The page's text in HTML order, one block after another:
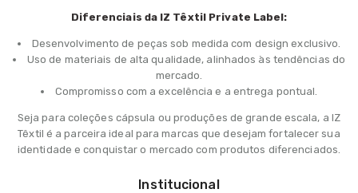
Diferenciais da IZ Têxtil Private Label:
Desenvolvimento de peças sob medida com design exclusivo.
Uso de materiais de alta qualidade, alinhados às tendências do
mercado.
Compromisso com a excelência e a entrega pontual.
Seja para coleções cápsula ou produções de grande escala, a IZ
Têxtil é a parceira ideal para marcas que desejam fortalecer sua
identidade e conquistar o mercado com produtos diferenciados.
Institucional